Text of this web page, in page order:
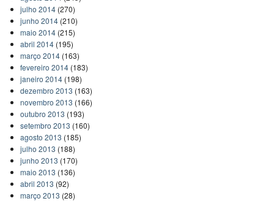
julho 2014(270)
junho 2014(210)
maio 2014(215)
abril 2014(195)
março 2014(163)
fevereiro 2014(183)
janeiro 2014(198)
dezembro 2013 (163)
novembro 2013 (166)
outubro 2013 (193)
setembro 2013 (160)
agosto 2013 (185)
julho 2013 (188)
junho 2013 (170)
maio 2013 (136)
abril 2013 (92)
março 2013 (28)